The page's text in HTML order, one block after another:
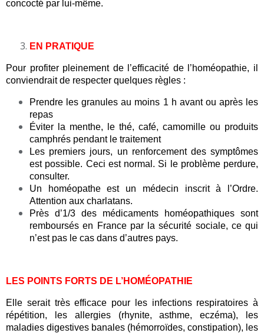
concocté par lui-même.
EN PRATIQUE
Pour profiter pleinement de l’efficacité de l’homéopathie, il
conviendrait de respecter quelques règles :
Prendre les granules au moins 1 h avant ou après les
repas
Éviter la menthe, le thé, café, camomille ou produits
camphrés pendant le traitement
Les premiers jours, un renforcement des symptômes
est possible. Ceci est normal. Si le problème perdure,
consulter.
Un homéopathe est un médecin inscrit à l’Ordre.
Attention aux charlatans.
Près d’1/3 des médicaments homéopathiques sont
remboursés en France par la sécurité sociale, ce qui
n’est pas le cas dans d’autres pays.
LES POINTS FORTS DE L’HOMÉOPATHIE
Elle serait très efficace pour les infections respiratoires à
répétition, les allergies (rhynite, asthme, eczéma), les
maladies digestives banales (hémorroïdes, constipation), les